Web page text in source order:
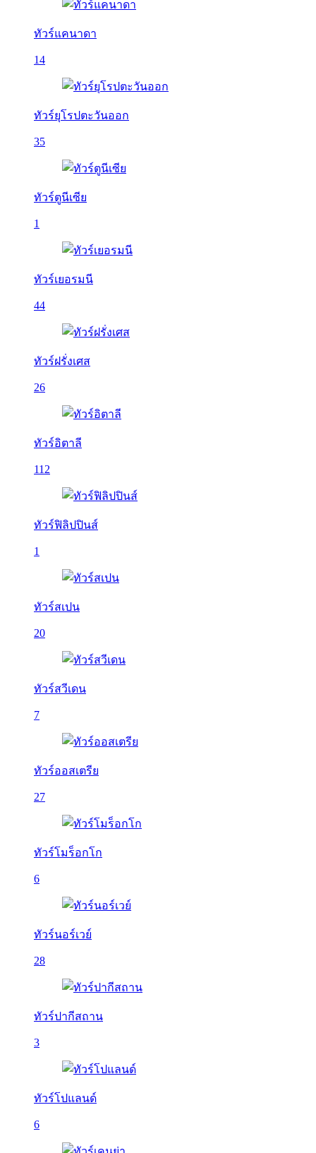
ทัวร์แคนาดา
14
ทัวร์ยุโรปตะวันออก
35
ทัวร์ตูนีเซีย
1
ทัวร์เยอรมนี
44
ทัวร์ฝรั่งเศส
26
ทัวร์อิตาลี
112
ทัวร์ฟิลิปปินส์
1
ทัวร์สเปน
20
ทัวร์สวีเดน
7
ทัวร์ออสเตรีย
27
ทัวร์โมร็อกโก
6
ทัวร์นอร์เวย์
28
ทัวร์ปากีสถาน
3
ทัวร์โปแลนด์
6